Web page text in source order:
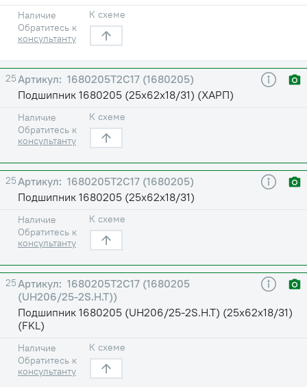
Наличие
Обратитесь к
консультанту
К схеме
25
1680205Т2С17 (1680205)
Подшипник 1680205 (25х62х18/31) (ХАРП)
Наличие
Обратитесь к
консультанту
К схеме
25
1680205Т2С17 (1680205)
Подшипник 1680205 (25х62х18/31)
Наличие
Обратитесь к
консультанту
К схеме
25
1680205Т2С17 (1680205
(UH206/25-2S.H.T))
Подшипник 1680205 (UH206/25-2S.H.T) (25х62х18/31)
(FKL)
Наличие
Обратитесь к
консультанту
К схеме